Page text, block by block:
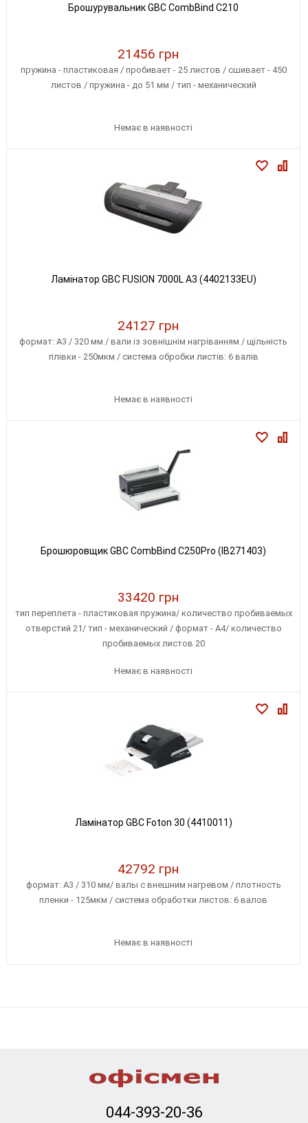
Брошурувальник GBC CombBind C210
21456 грн
пружина - пластиковая / пробивает - 25 листов / сшивает - 450
листов / пружина - до 51 мм / тип - механический
Немає в наявності
Ламінатор GBC FUSION 7000L A3 (4402133EU)
24127 грн
формат: A3 / 320 мм / вали із зовнішнім нагріванням / щільність
плівки - 250мкм / система обробки листів: 6 валів
Немає в наявності
Брошюровщик GBC CombBind C250Pro (IB271403)
33420 грн
тип переплета - пластиковая пружина/ количество пробиваемых
отверстий 21/ тип - механический / формат - А4/ количество
пробиваемых листов 20
Немає в наявності
Ламінатор GBC Foton 30 (4410011)
42792 грн
формат: A3 / 310 мм/ валы с внешним нагревом / плотность
пленки - 125мкм / система обработки листов: 6 валов
Немає в наявності
044-393-20-36